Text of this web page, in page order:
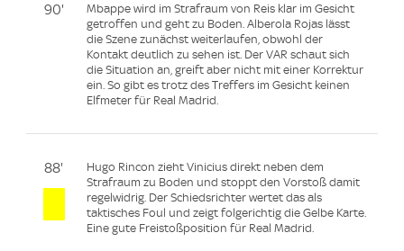
90'
Mbappe wird im Strafraum von Reis klar im Gesicht
getroffen und geht zu Boden. Alberola Rojas lässt
die Szene zunächst weiterlaufen, obwohl der
Kontakt deutlich zu sehen ist. Der VAR schaut sich
die Situation an, greift aber nicht mit einer Korrektur
ein. So gibt es trotz des Treffers im Gesicht keinen
Elfmeter für Real Madrid.
88'
Hugo Rincon zieht Vinicius direkt neben dem
Strafraum zu Boden und stoppt den Vorstoß damit
regelwidrig. Der Schiedsrichter wertet das als
taktisches Foul und zeigt folgerichtig die Gelbe Karte.
Eine gute Freistoßposition für Real Madrid.